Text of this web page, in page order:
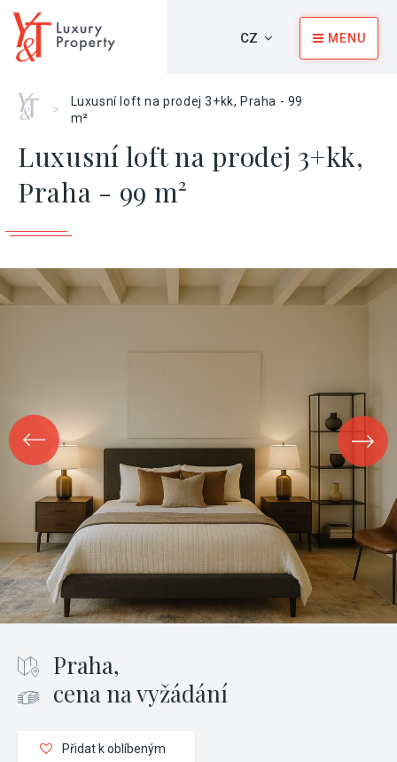
CZ MENU
Home
>
Luxusní loft na prodej 3+kk, Praha - 99
m²
Luxusní loft na prodej 3+kk,
Praha - 99 m²
Praha,
cena na vyžádání
Přidat k oblíbeným